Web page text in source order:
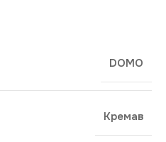
DOMO
Кремав